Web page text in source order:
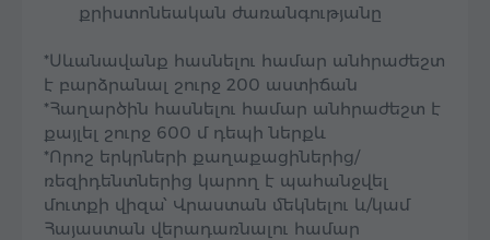
քրիստոնեական ժառանգությանը
*Սևանավանք հասնելու համար անհրաժեշտ
է բարձրանալ շուրջ 200 աստիճան
*Հաղարծին հասնելու համար անհրաժեշտ է
քայլել շուրջ 600 մ դեպի ներքև
*Որոշ երկրների քաղաքացիներից/
ռեզիդենտներից կարող է պահանջվել
մուտքի վիզա՝ Վրաստան մեկնելու և/կամ
Հայաստան վերադառնալու համար